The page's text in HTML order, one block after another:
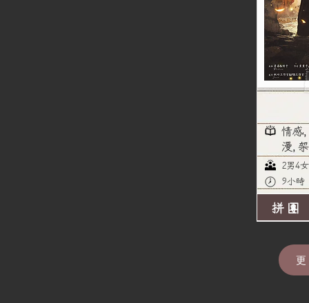
情感
漫,
2男4
9小時
拼團